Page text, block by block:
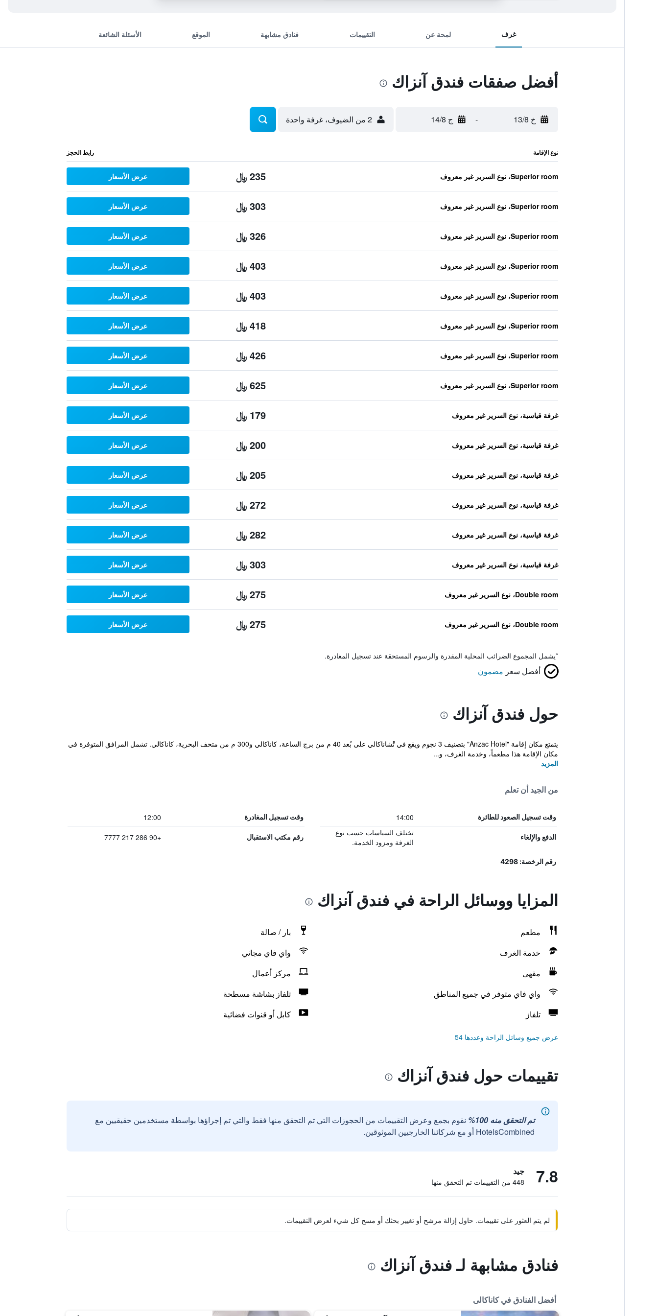
غرف لمحة عن التقييمات فنادق مشابهة الموقع الأسئلة الشائعة
أفضل صفقات فندق آنزاك
خ 13/8 - ج 14/8 2 من الضيوف، غرفة واحدة
نوع الإقامة رابط الحجز
Superior room، نوع السرير غير معروف 235 ﷼ عرض الأسعار
Superior room، نوع السرير غير معروف 303 ﷼ عرض الأسعار
Superior room، نوع السرير غير معروف 326 ﷼ عرض الأسعار
Superior room، نوع السرير غير معروف 403 ﷼ عرض الأسعار
Superior room، نوع السرير غير معروف 403 ﷼ عرض الأسعار
Superior room، نوع السرير غير معروف 418 ﷼ عرض الأسعار
Superior room، نوع السرير غير معروف 426 ﷼ عرض الأسعار
Superior room، نوع السرير غير معروف 625 ﷼ عرض الأسعار
غرفة قياسية، نوع السرير غير معروف 179 ﷼ عرض الأسعار
غرفة قياسية، نوع السرير غير معروف 200 ﷼ عرض الأسعار
غرفة قياسية، نوع السرير غير معروف 205 ﷼ عرض الأسعار
غرفة قياسية، نوع السرير غير معروف 272 ﷼ عرض الأسعار
غرفة قياسية، نوع السرير غير معروف 282 ﷼ عرض الأسعار
غرفة قياسية، نوع السرير غير معروف 303 ﷼ عرض الأسعار
Double room، نوع السرير غير معروف 275 ﷼ عرض الأسعار
Double room، نوع السرير غير معروف 275 ﷼ عرض الأسعار
*يشمل المجموع الضرائب المحلية المقدرة والرسوم المستحقة عند تسجيل المغادرة.
أفضل سعر مضمون
حول فندق آنزاك
يتمتع مكان إقامة "Anzac Hotel" بتصنيف 3 نجوم ويقع في تْشاناكالي على بُعد 40 م من برج الساعة، كاناكالي و300 م من متحف البحرية، كاناكالي. تشمل المرافق المتوفرة في
مكان الإقامة هذا مطعماً، وخدمة الغرف، و...
المزيد
من الجيد أن تعلم
وقت تسجيل الصعود للطائرة 14:00 وقت تسجيل المغادرة 12:00
الدفع والإلغاء
تختلف السياسات حسب نوع
الغرفة ومزود الخدمة.
رقم مكتب الاستقبال +90 286 217 7777
رقم الرخصة: 4298
المزايا ووسائل الراحة في فندق آنزاك
مطعم
بار / صالة
خدمة الغرف
واي فاي مجاني
مقهى
مركز أعمال
واي فاي متوفر في جميع المناطق
تلفاز بشاشة مسطحة
تلفاز
كابل أو قنوات فضائية
عرض جميع وسائل الراحة وعددها 54
تقييمات حول فندق آنزاك
تم التحقق منه 100%
نقوم بجمع وعرض التقييمات من الحجوزات التي تم التحقق منها فقط والتي تم إجراؤها بواسطة مستخدمين حقيقيين مع
HotelsCombined أو مع شركائنا الخارجيين الموثوقين.
7.8 جيد
448 من التقييمات تم التحقق منها
لم يتم العثور على تقييمات. حاول إزالة مرشح أو تغيير بحثك أو مسح كل شيء لعرض التقييمات.
فنادق مشابهة لـ فندق آنزاك
أفضل الفنادق في كاناكالى